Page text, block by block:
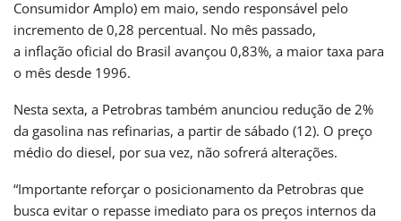
Consumidor Amplo) em maio, sendo responsável pelo
incremento de 0,28 percentual. No mês passado,
a inflação oficial do Brasil avançou 0,83%, a maior taxa para
o mês desde 1996.
Nesta sexta, a Petrobras também anunciou redução de 2%
da gasolina nas refinarias, a partir de sábado (12). O preço
médio do diesel, por sua vez, não sofrerá alterações.
“Importante reforçar o posicionamento da Petrobras que
busca evitar o repasse imediato para os preços internos da